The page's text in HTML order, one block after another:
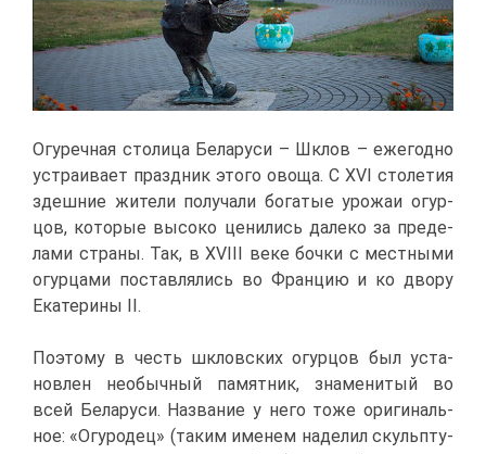
Огу­реч­ная сто­ли­ца Бе­ла­ру­си – Шклов – еже­год­но
устра­и­ва­ет празд­ник это­го ово­ща. С XVI сто­ле­тия
здеш­ние жи­те­ли по­лу­ча­ли бо­га­тые уро­жаи огур­
цов, ко­то­рые вы­со­ко це­ни­лись да­ле­ко за пре­де­
ла­ми стра­ны. Так, в XVIII ве­ке боч­ки с мест­ны­ми
огур­ца­ми по­став­ля­лись во Фран­цию и ко дво­ру
Ека­те­ри­ны II.
По­это­му в честь шклов­ских огур­цов был уста­
нов­лен необыч­ный па­мят­ник, зна­ме­ни­тый во
всей Бе­ла­ру­си. На­зва­ние у него то­же ори­ги­наль­
ное: «Огуро­дец» (та­ким име­нем на­де­лил скульп­ту­